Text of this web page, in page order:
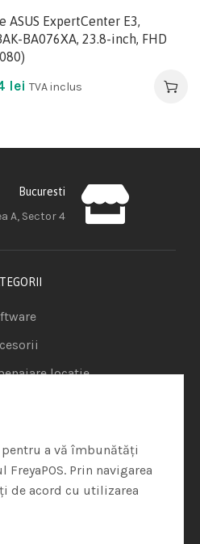
ASUS ExpertCenter E3,
BA076XA, 23.8-inch, FHD
lei TVA inclus
Bucuresti
A, Sector 4
locatie
de Cookie
Datelor cu
a vă îmbunătăți
Prin navigarea
de acord cu utilizarea